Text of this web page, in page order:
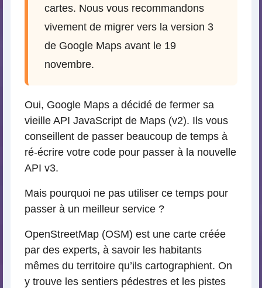
cartes. Nous vous recommandons
vivement de migrer vers la version 3
de Google Maps avant le 19
novembre.
Oui, Google Maps a décidé de fermer sa
vieille API JavaScript de Maps (v2). Ils vous
conseillent de passer beaucoup de temps à
ré-écrire votre code pour passer à la nouvelle
API v3.
Mais pourquoi ne pas utiliser ce temps pour
passer à un meilleur service ?
OpenStreetMap (OSM) est une carte créée
par des experts, à savoir les habitants
mêmes du territoire qu’ils cartographient. On
y trouve les sentiers pédestres et les pistes